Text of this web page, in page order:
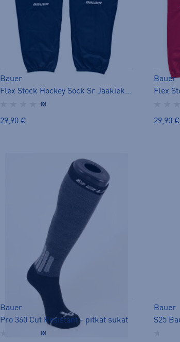
Bauer
Flex Stock Hockey Sock Sr Jääkiekkosukat - sukka
(0)
29,90 €
Bauer
29,90 €
Bauer
Pro 360 Cut Resistant - pitkät sukat
(0)
Bauer